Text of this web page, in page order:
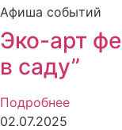
Афиша событий
Эко-арт
в саду”
Подробнее
02.07.2025